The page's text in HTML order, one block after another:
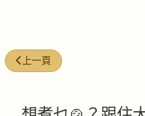
上一篇文章: 鰻魚汁煎魚
上一頁